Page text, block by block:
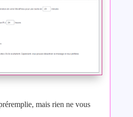
mais rien ne vous